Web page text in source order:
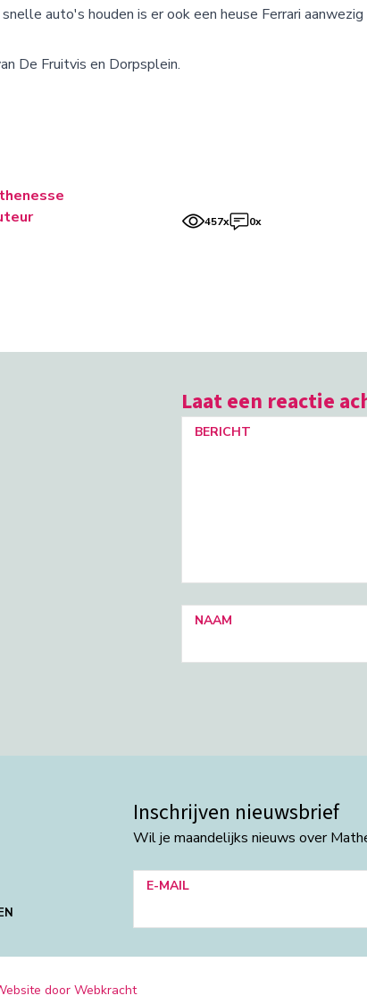
auto's houden is er ook een heuse Ferrari
De Fruitvis en Dorpsplein.
457x 0x
Laat een reactie
BERICHT
NAAM
Inschrijven nieuwsbrief
Wil je maandelijks nieuws over
E-MAIL
door Webkracht